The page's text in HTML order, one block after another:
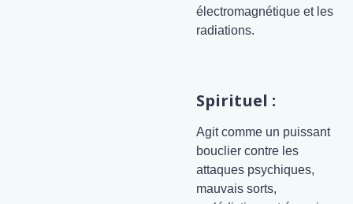
électromagnétique et les
radiations.
Spirituel :
Agit comme un puissant
bouclier contre les
attaques psychiques,
mauvais sorts,